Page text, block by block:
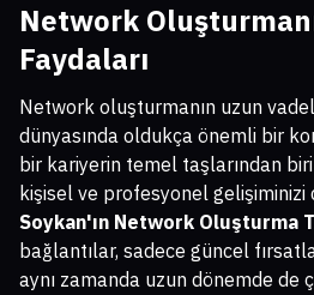
Network
Faydaları
Network oluşturmanın uzun
dünyasında oldukça önemli bir
bir kariyerin temel taşlarından
kişisel ve profesyonel gelişiminizi
Soykan'ın Network Oluşturma
bağlantılar, sadece güncel
aynı zamanda uzun dönemde de